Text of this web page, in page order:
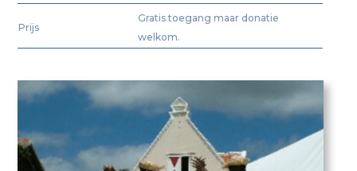
Prijs
Gratis toegang maar donatie
welkom.